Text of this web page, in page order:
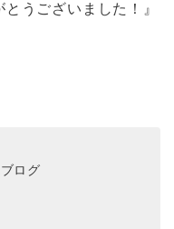
うございました！』
ログ